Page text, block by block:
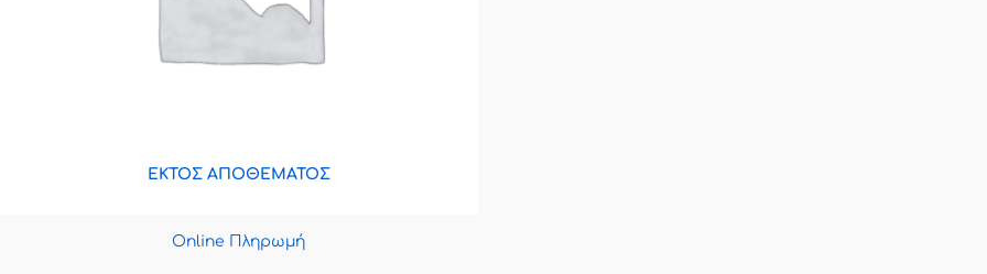
ΕΚΤΌΣ ΑΠΟΘΈΜΑΤΟΣ
Online Πληρωμή